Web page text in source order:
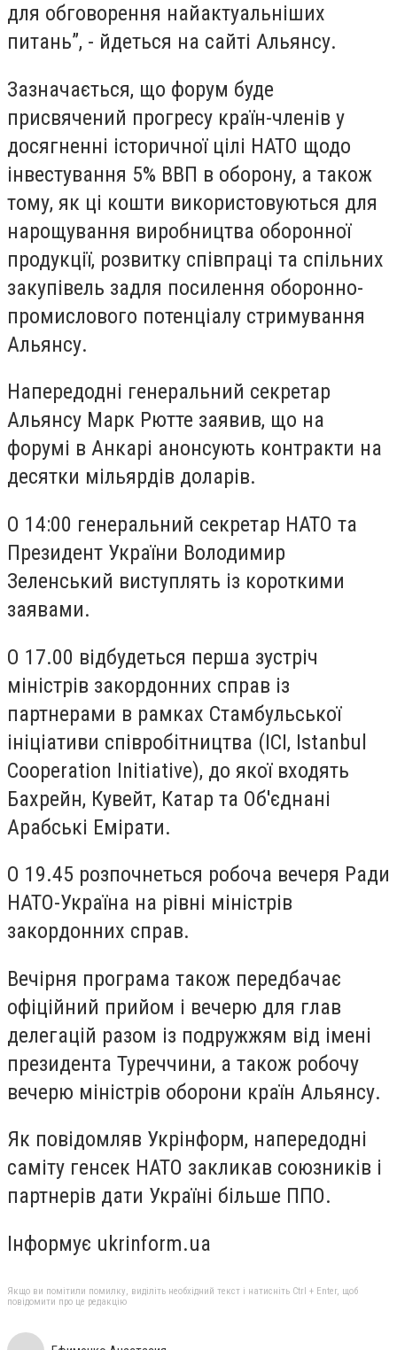
для обговорення найактуальніших
питань”, - йдеться на сайті Альянсу.
Зазначається, що форум буде
присвячений прогресу країн-членів у
досягненні історичної цілі НАТО щодо
інвестування 5% ВВП в оборону, а також
тому, як ці кошти використовуються для
нарощування виробництва оборонної
продукції, розвитку співпраці та спільних
закупівель задля посилення оборонно-
промислового потенціалу стримування
Альянсу.
Напередодні генеральний секретар
Альянсу Марк Рютте заявив, що на
форумі в Анкарі анонсують контракти на
десятки мільярдів доларів.
О 14:00 генеральний секретар НАТО та
Президент України Володимир
Зеленський виступлять із короткими
заявами.
О 17.00 відбудеться перша зустріч
міністрів закордонних справ із
партнерами в рамках Стамбульської
ініціативи співробітництва (ICI, Istanbul
Cooperation Initiative), до якої входять
Бахрейн, Кувейт, Катар та Об'єднані
Арабські Емірати.
О 19.45 розпочнеться робоча вечеря Ради
НАТО-Україна на рівні міністрів
закордонних справ.
Вечірня програма також передбачає
офіційний прийом і вечерю для глав
делегацій разом із подружжям від імені
президента Туреччини, а також робочу
вечерю міністрів оборони країн Альянсу.
Як повідомляв Укрінформ, напередодні
саміту генсек НАТО закликав союзників і
партнерів дати Україні більше ППО.
Інформує ukrinform.ua
Якщо ви помітили помилку, виділіть необхідний текст і натисніть Ctrl + Enter, щоб
повідомити про це редакцію